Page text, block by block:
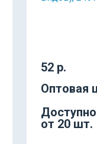
52 р.
Оптовая
от 20 шт.